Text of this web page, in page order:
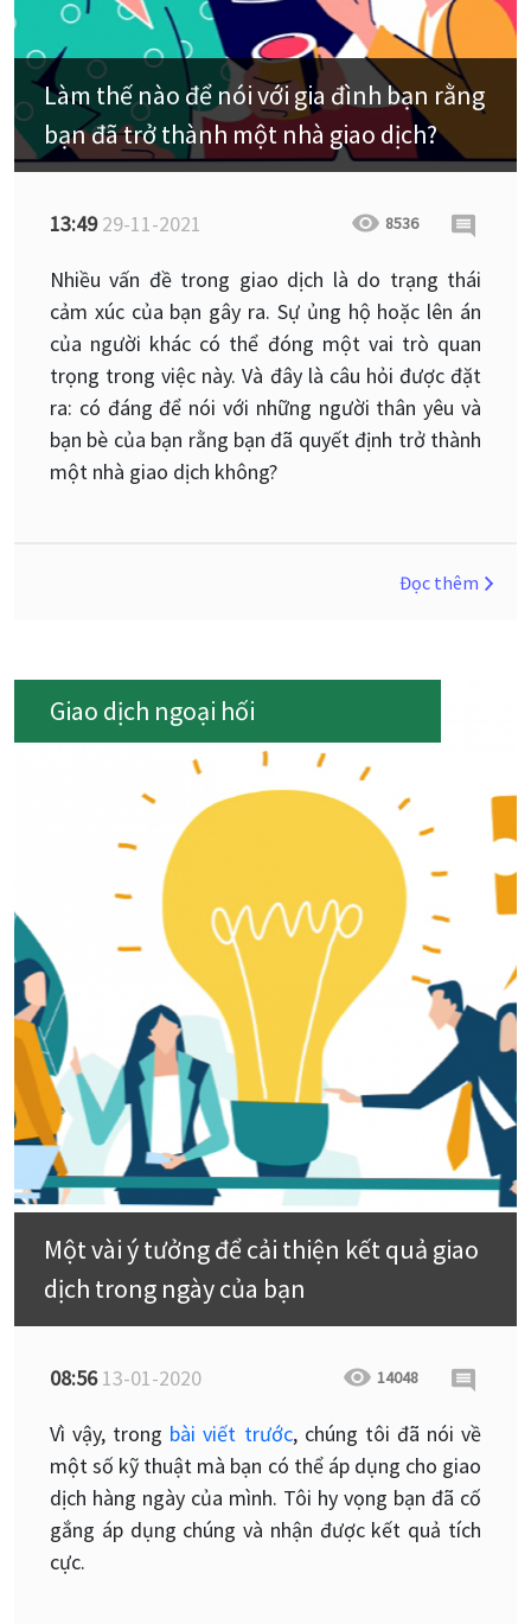
Làm thế nào để nói với gia đình bạn rằng
bạn đã trở thành một nhà giao dịch?
13:4929-11-2021 8536
Nhiều vấn đề trong giao dịch là do trạng thái
cảm xúc của bạn gây ra. Sự ủng hộ hoặc lên án
của người khác có thể đóng một vai trò quan
trọng trong việc này. Và đây là câu hỏi được đặt
ra: có đáng để nói với những người thân yêu và
bạn bè của bạn rằng bạn đã quyết định trở thành
một nhà giao dịch không?
Đọc thêm
Giao dịch ngoại hối
Một vài ý tưởng để cải thiện kết quả giao
dịch trong ngày của bạn
08:5613-01-2020 14048
Vì vậy, trong bài viết trước, chúng tôi đã nói về
một số kỹ thuật mà bạn có thể áp dụng cho giao
dịch hàng ngày của mình. Tôi hy vọng bạn đã cố
gắng áp dụng chúng và nhận được kết quả tích
cực.